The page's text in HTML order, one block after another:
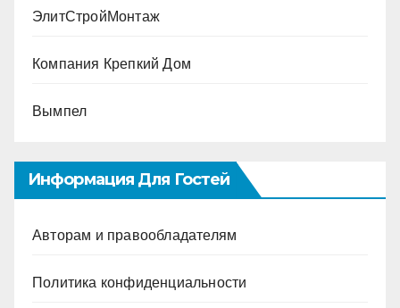
ЭлитСтройМонтаж
Компания Крепкий Дом
Вымпел
Информация Для Гостей
Авторам и правообладателям
Политика конфиденциальности